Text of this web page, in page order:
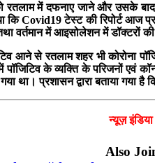
रतलाम में दफनाए जाने और उसके
Covid19 टेस्ट की रिपोर्ट आज
वर्तमान में आइसोलेशन में डॉक्टरों की
आने से रतलाम शहर भी कोरोना
पॉजिटिव के व्यक्ति के परिजनों
प्रशासन द्वारा बताया गया
न्यूज़
Also